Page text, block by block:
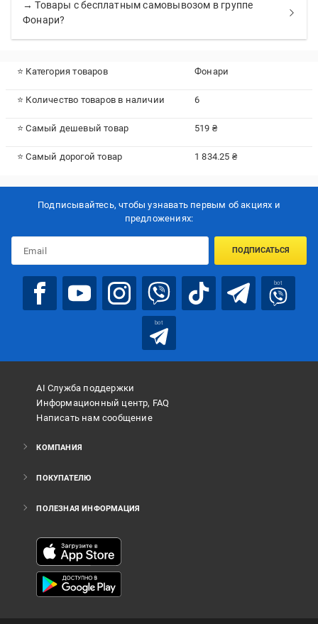
→ Товары с бесплатным самовывозом в группе
Фонари?
⭐ Категория товаров Фонари
⭐ Количество товаров в наличии 6
⭐ Самый дешевый товар 519 ₴
⭐ Самый дорогой товар 1 834.25 ₴
Подписывайтесь, чтобы узнавать первым об акцияx и
предложениях:
ПОДПИСАТЬСЯ
bot
bot
AI Служба поддержки
Информационный центр, FAQ
Написать нам сообщение
КОМПАНИЯ
ПОКУПАТЕЛЮ
ПОЛЕЗНАЯ ИНФОРМАЦИЯ